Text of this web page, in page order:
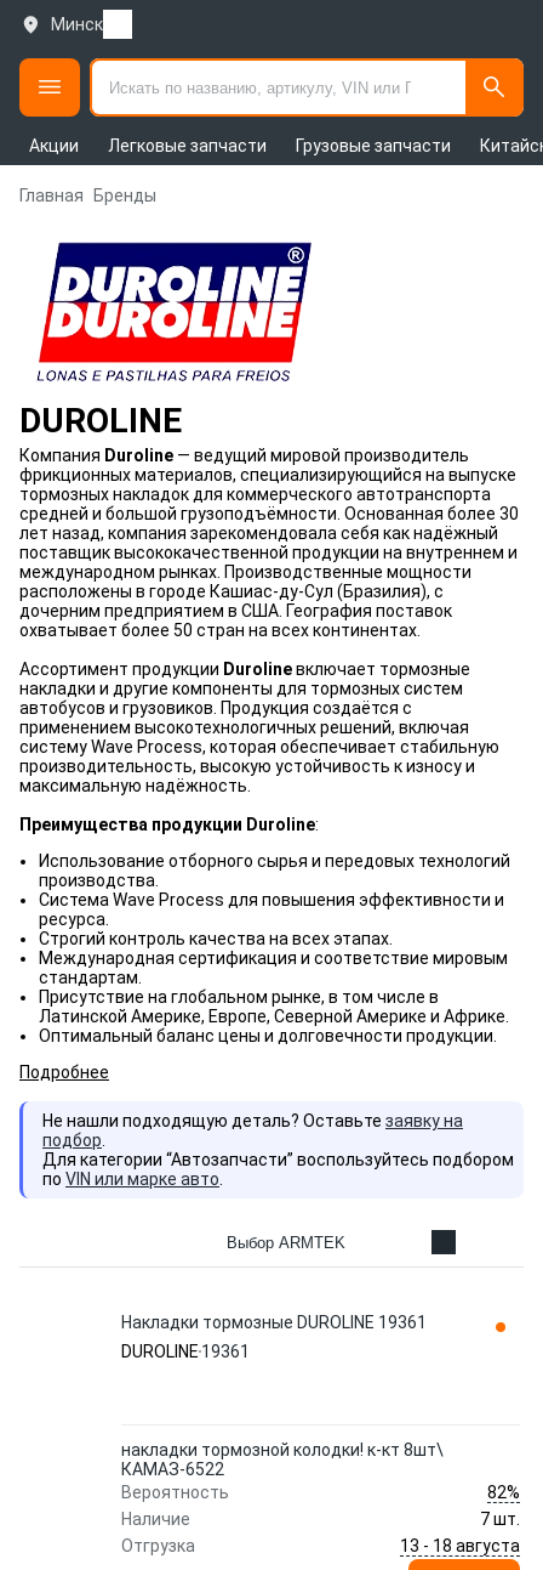
Минск
Акции Легковые запчасти Грузовые запчасти
Главная Бренды
DUROLINE
Компания Duroline — ведущий мировой производитель
фрикционных материалов, специализирующийся на выпуске
тормозных накладок для коммерческого автотранспорта
средней и большой грузоподъёмности. Основанная более 30
лет назад, компания зарекомендовала себя как надёжный
поставщик высококачественной продукции на внутреннем и
международном рынках. Производственные мощности
расположены в городе Кашиас-ду-Сул (Бразилия), с
дочерним предприятием в США. География поставок
охватывает более 50 стран на всех континентах.
Ассортимент продукции Durolineвключает тормозные
накладки и другие компоненты для тормозных систем
автобусов и грузовиков. Продукция создаётся с
применением высокотехнологичных решений, включая
систему Wave Process, которая обеспечивает стабильную
производительность, высокую устойчивость к износу и
максимальную надёжность.
Преимущества продукции Duroline:
Использование отборного сырья и передовых технологий
производства.
Система Wave Process для повышения эффективности и
ресурса.
Строгий контроль качества на всех этапах.
Международная сертификация и соответствие мировым
стандартам.
Присутствие на глобальном рынке, в том числе в
Латинской Америке, Европе, Северной Америке и Африке.
Оптимальный баланс цены и долговечности продукции.
Подробнее
Не нашли подходящую деталь? Оставьте заявку на
подбор
Для категории “Автозапчасти” воспользуйтесь подбором
по VIN или марке авто
Выбор ARMTEK
Накладки тормозные DUROLINE 19361
DUROLINE 19361
накладки тормозной колодки! к-кт 8шт\
КАМАЗ-6522
Вероятность
82%
Наличие
7 шт.
Отгрузка
13 - 18 августа